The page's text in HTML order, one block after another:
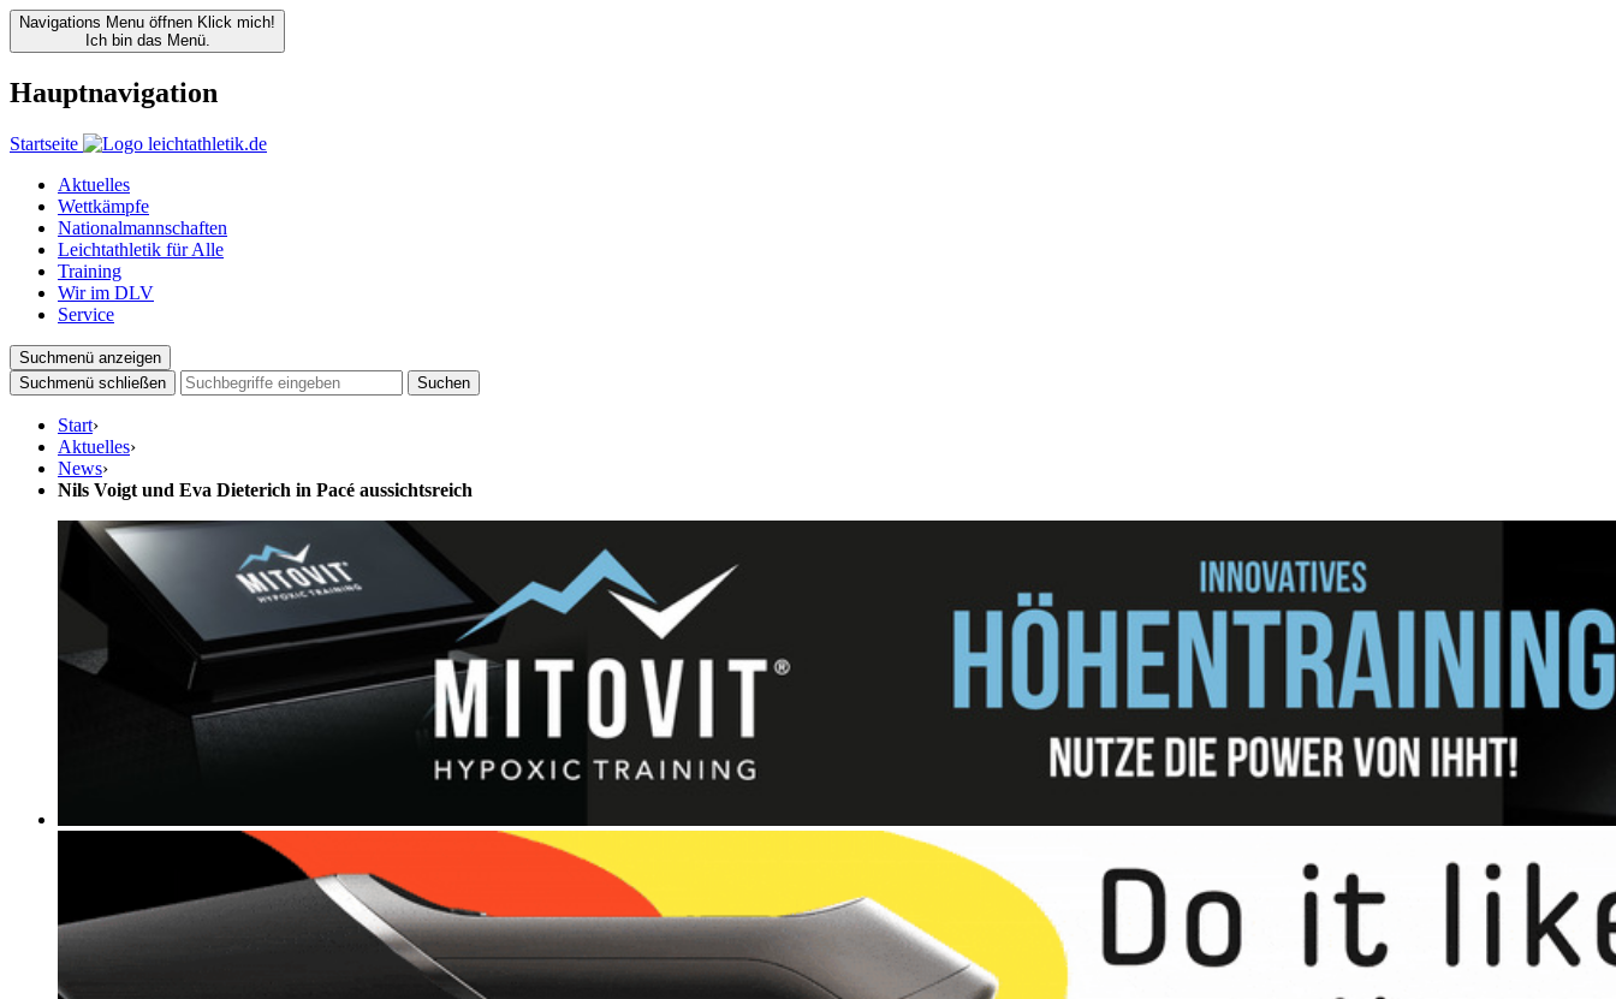
Navigations Menu öffnen Klick mich!
Ich bin das Menü.
Hauptnavigation
Startseite
Aktuelles
Wettkämpfe
Nationalmannschaften
Leichtathletik für Alle
Training
Wir im DLV
Service
Suchmenü anzeigen
Suchmenü schließen
Suchen
Start›
Aktuelles›
News›
Nils Voigt und Eva Dieterich in Pacé aussichtsreich